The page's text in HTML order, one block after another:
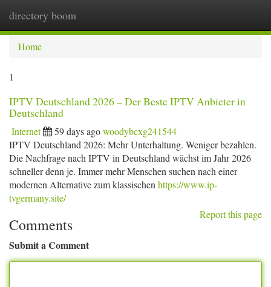
directory boom
Home
1
IPTV Deutschland 2026 – Der Beste IPTV Anbieter in
Deutschland
Internet 59 days agowoodybcxg241544
IPTV Deutschland 2026: Mehr Unterhaltung. Weniger bezahlen.
Die Nachfrage nach IPTV in Deutschland wächst im Jahr 2026
schneller denn je. Immer mehr Menschen suchen nach einer
modernen Alternative zum klassischen https://www.ip-
tvgermany.site/
Report this page
Comments
Submit a Comment